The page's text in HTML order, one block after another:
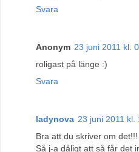
Svara
Anonym 23 juni 2011 kl.
roligast på länge :)
Svara
ladynova 23 juni 2011 kl.
Bra att du skriver om det!!!
Så j-a dåligt att så får det